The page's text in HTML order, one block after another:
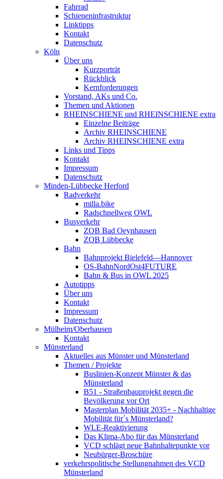
Fahrrad
Schieneninfrastruktur
Linktipps
Kontakt
Datenschutz
Köln
Über uns
Kurzporträt
Rückblick
Kernforderungen
Vorstand, AKs und Co.
Themen und Aktionen
RHEINSCHIENE und RHEINSCHIENE extra
Einzelne Beiträge
Archiv RHEINSCHIENE
Archiv RHEINSCHIENE extra
Links und Tipps
Kontakt
Impressum
Datenschutz
Minden-Lübbecke Herford
Radverkehr
milla.bike
Radschnellweg OWL
Busverkehr
ZOB Bad Oeynhausen
ZOB Lübbecke
Bahn
Bahnprojekt Bielefeld—Hannover
OS-BahnNordOst4FUTURE
Bahn & Bus in OWL 2025
Autotipps
Über uns
Kontakt
Impressum
Datenschutz
Mülheim/Oberhausen
Kontakt
Münsterland
Aktuelles aus Münster und Münsterland
Themen / Projekte
Buslinien-Konzept Münster & das
Münsterland
B51 - Straßenbauprojekt gegen die
Bevölkerung vor Ort
Masterplan Mobilität 2035+ - Nachhaltige
Mobilität für´s Münsterland?
WLE-Reaktivierung
Das Klima-Abo für das Münsterland
VCD schlägt neue Bahnhaltepunkte vor
Neubürger-Broschüre
verkehrspolitische Stellungnahmen des VCD
Münsterland